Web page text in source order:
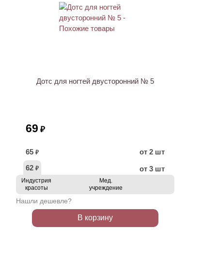
Дотс для ногтей двусторонний № 5
69 ₽
65 ₽
от 2 шт
62 ₽ от 3 шт
Индустрия
красоты
Мед.
учреждение
Нашли дешевле?
В корзину